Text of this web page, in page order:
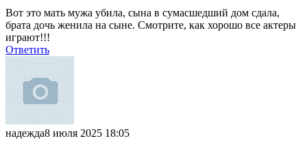
Вот это мать мужа убила, сына в сумасшедший дом сдала,
брата дочь женила на сыне. Смотрите, как хорошо все актеры
играют!!!
Ответить
надежда8 июля 2025 18:05